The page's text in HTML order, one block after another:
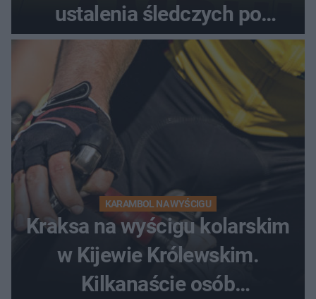
ustalenia śledczych po
dramatycznej akcji
KARAMBOL NA WYŚCIGU
Kraksa na wyścigu kolarskim
w Kijewie Królewskim.
Kilkanaście osób